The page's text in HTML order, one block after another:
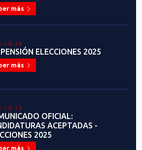
más
10-24
ELECCIONES 2025
más
10-23
OFICIAL:
ACEPTADAS -
2025
más